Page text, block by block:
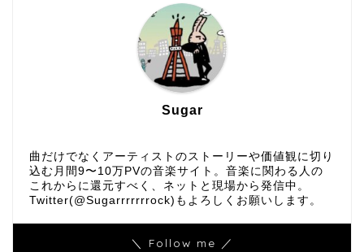
Sugar
曲だけでなくアーティストのストーリーや価値観に切り
込む月間9〜10万PVの音楽サイト。音楽に関わる人の
これからに還元すべく、ネットと現場から発信中。
Twitter(@Sugarrrrrrrock)もよろしくお願いします。
＼ Follow me ／